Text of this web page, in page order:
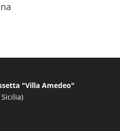
"Villa Amedeo"